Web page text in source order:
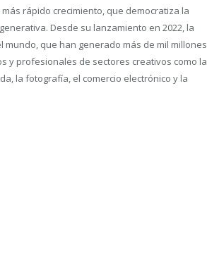
rápido crecimiento, que democratiza la
Desde su lanzamiento en 2022, la
que han generado más de mil millones
y profesionales de sectores creativos como la
la fotografía, el comercio electrónico y la